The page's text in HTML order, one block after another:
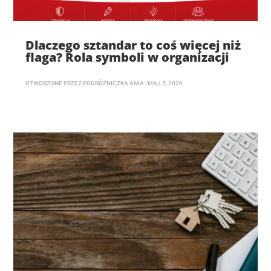
Dlaczego sztandar to coś więcej niż
flaga? Rola symboli w organizacji
UTWORZONE PRZEZ PODRÓŻNICZKA ANIA | MAJ 7, 2026